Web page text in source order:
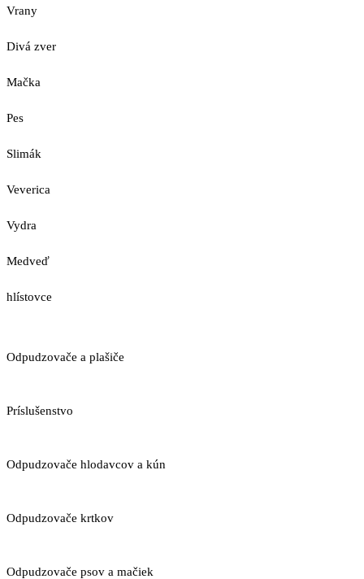
Vrany
Divá zver
Mačka
Pes
Slimák
Veverica
Vydra
Medveď
hlístovce
Odpudzovače a plašiče
Príslušenstvo
Odpudzovače hlodavcov a kún
Odpudzovače krtkov
Odpudzovače psov a mačiek